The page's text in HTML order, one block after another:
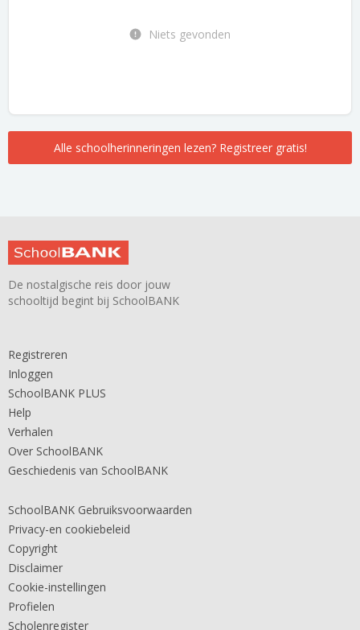
Niets gevonden
Alle schoolherinneringen lezen? Registreer gratis!
De nostalgische reis door jouw
schooltijd begint bij SchoolBANK
Registreren
Inloggen
SchoolBANK PLUS
Help
Verhalen
Over SchoolBANK
Geschiedenis van SchoolBANK
SchoolBANK Gebruiksvoorwaarden
Privacy-en cookiebeleid
Copyright
Disclaimer
Cookie-instellingen
Profielen
Scholenregister